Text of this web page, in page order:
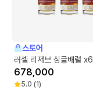
스토어
러셀 리저브 싱글배럴 x6
678,000
5.0 (1)